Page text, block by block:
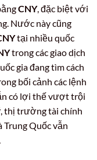
CNY, đặc biệt với
Nước này cũng
tại nhiều quốc
trong các giao dịch
gia đang tìm cách
bối cảnh các lệnh
có lợi thế vượt trội
thị trường tài chính
Trung Quốc vẫn